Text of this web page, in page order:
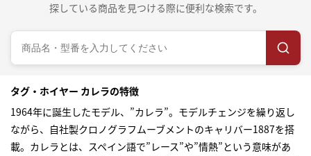
探している商品を見つける際に便利な検索です。
タグ・ホイヤー カレラの特徴
1964年に誕生したモデル、”カレラ”。モデルチェンジを繰り返し
ながら、自社製クロノグラフムーブメントのキャリバー1887を搭
載。カレラとは、スペイン語で”レース”や”情熱”という意味があ